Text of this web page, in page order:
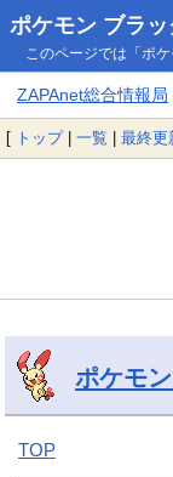
ポケモン ブラ
このページでは「ポ
ZAPAnet総合情報局
[ トップ| 一覧 | 最終更
ポケモ
TOP